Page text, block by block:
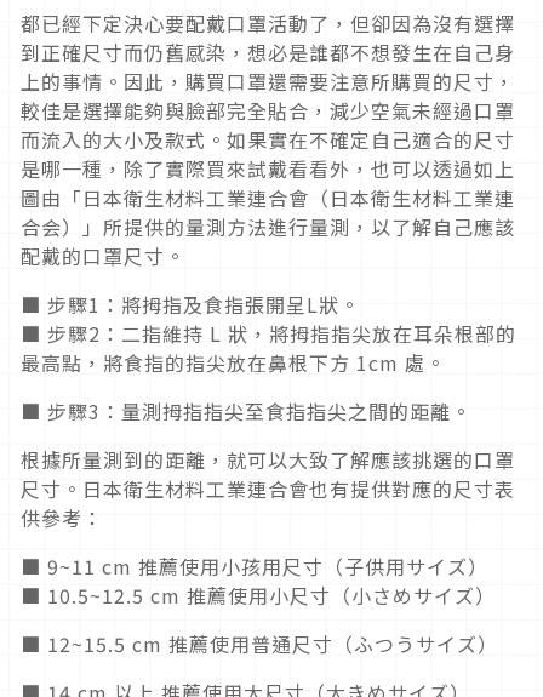
都已經下定決心要配戴口罩活動了，但卻因為沒有選擇
到正確尺寸而仍舊感染，想必是誰都不想發生在自己身
上的事情。因此，購買口罩還需要注意所購買的尺寸，
較佳是選擇能夠與臉部完全貼合，減少空氣未經過口罩
而流入的大小及款式。如果實在不確定自己適合的尺寸
是哪一種，除了實際買來試戴看看外，也可以透過如上
圖由「日本衛生材料工業連合會（日本衛生材料工業連
合会）」所提供的量測方法進行量測，以了解自己應該
配戴的口罩尺寸。
■ 步驟1：將拇指及食指張開呈L狀。
■ 步驟2：二指維持 L 狀，將拇指指尖放在耳朵根部的
最高點，將食指的指尖放在鼻根下方 1cm 處。
■ 步驟3：量測拇指指尖至食指指尖之間的距離。
根據所量測到的距離，就可以大致了解應該挑選的口罩
尺寸。日本衛生材料工業連合會也有提供對應的尺寸表
供參考：
■ 9~11 cm 推薦使用小孩用尺寸（子供用サイズ）
■ 10.5~12.5 cm 推薦使用小尺寸（小さめサイズ）
■ 12~15.5 cm 推薦使用普通尺寸（ふつうサイズ）